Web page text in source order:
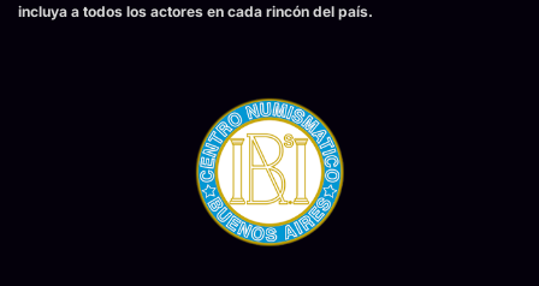
incluya a todos los actores en cada rincón del país.